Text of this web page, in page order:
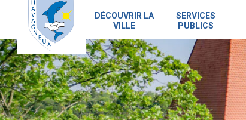
content
DÉCOUVRIR LA
VILLE
SERVICES
PUBLICS